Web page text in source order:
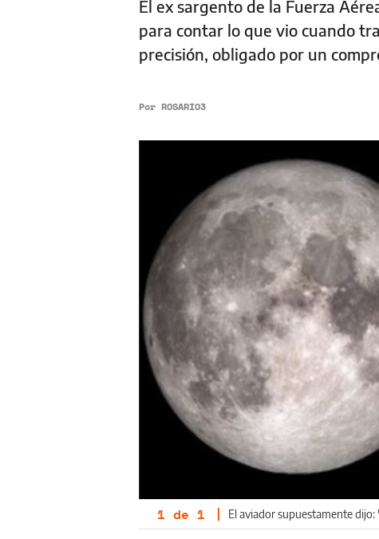
El ex sargento de la Fuerza
para contar lo que vio cuando
precisión, obligado por un
Por ROSARIO3
1 de 1 | El aviador supuestamente